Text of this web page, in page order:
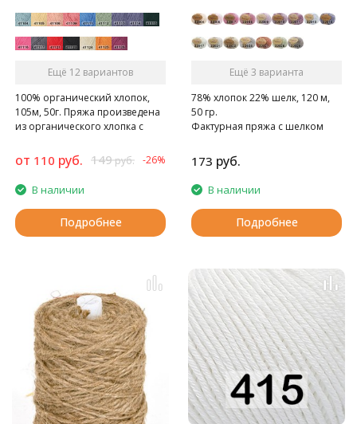
Ещё 12 вариантов
100% органический хлопок,
105м, 50г. Пряжа произведена
из органического хлопка с
красителей
от 110 руб. 149руб. -26%
В наличии
Подробнее
Ещё 3 варианта
78% хлопок 22% шелк, 120 м,
50 гр.
Фактурная пряжа с шелком
173 руб.
В наличии
Подробнее